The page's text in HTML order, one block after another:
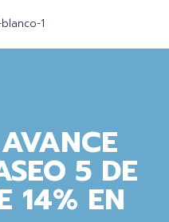
5 DE
14% EN